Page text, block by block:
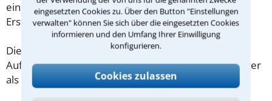
eingesetzten Cookies zu. Über den Button "Einstellungen
verwalten" können Sie sich über die eingesetzten Cookies
informieren und den Umfang Ihrer Einwilligung
konfigurieren.
Cookies zulassen
eine Checkliste zur Verfügung, mit der Sie das
Erstgespräch ausreichend vorbereiten können.
Die Kosten eines Anwalts für
Aufenthaltsbestimmungsrecht in Kiel sind oft geringer
als gedacht!